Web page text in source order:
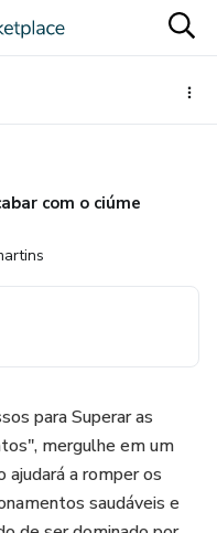
com o ciúme
para Superar as
mergulhe em um
ajudará a romper os
saudáveis e